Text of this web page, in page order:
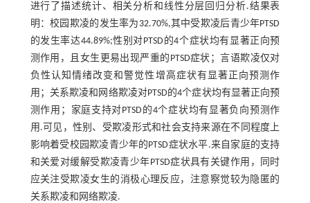
进行了描述统计、相关分析和线性分层回归分析.结果表
明：校园欺凌的发生率为32.70%,其中受欺凌后青少年PTSD
的发生率达44.89%;性别对PTSD的4个症状均有显著正向预
测作用，且女生更易出现严重的PTSD症状；言语欺凌仅对
负性认知情绪改变和警觉性增高症状有显著正向预测作
用；关系欺凌和网络欺凌对PTSD的4个症状均有显著正向预
测作用；家庭支持对PTSD的4个症状均有显著负向预测作
用.可见，性别、受欺凌形式和社会支持来源在不同程度上
影响着受校园欺凌青少年的PTSD症状水平.来自家庭的支持
和关爱对缓解受欺凌青少年PTSD症状具有关键作用，同时
应关注受欺凌女生的消极心理反应，注意察觉较为隐匿的
关系欺凌和网络欺凌.